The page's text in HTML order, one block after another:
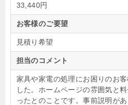
33,440円
お客様のご要望
見積り希望
担当のコメント
家具や家電の処理にお困りのお
した。ホームページの雰囲気と
ったとのことです。事前説明が